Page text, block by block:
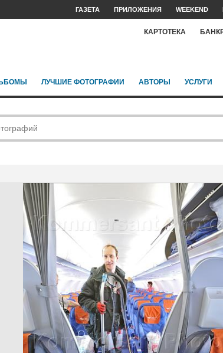
ГАЗЕТА ПРИЛОЖЕНИЯ WEEKEND
КАРТОТЕКА
ЛУЧШИЕ ФОТОГРАФИИ АВТОРЫ УСЛУГИ